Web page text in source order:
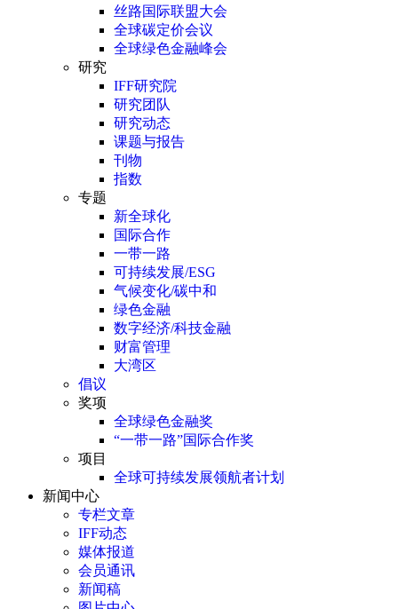
丝路国际联盟大会
全球碳定价会议
全球绿色金融峰会
研究
IFF研究院
研究团队
研究动态
课题与报告
刊物
指数
专题
新全球化
国际合作
一带一路
可持续发展/ESG
气候变化/碳中和
绿色金融
数字经济/科技金融
财富管理
大湾区
倡议
奖项
全球绿色金融奖
“一带一路”国际合作奖
项目
全球可持续发展领航者计划
新闻中心
专栏文章
IFF动态
媒体报道
会员通讯
新闻稿